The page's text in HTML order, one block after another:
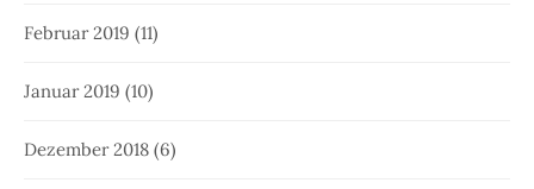
Februar 2019 (11)
Januar 2019 (10)
Dezember 2018 (6)